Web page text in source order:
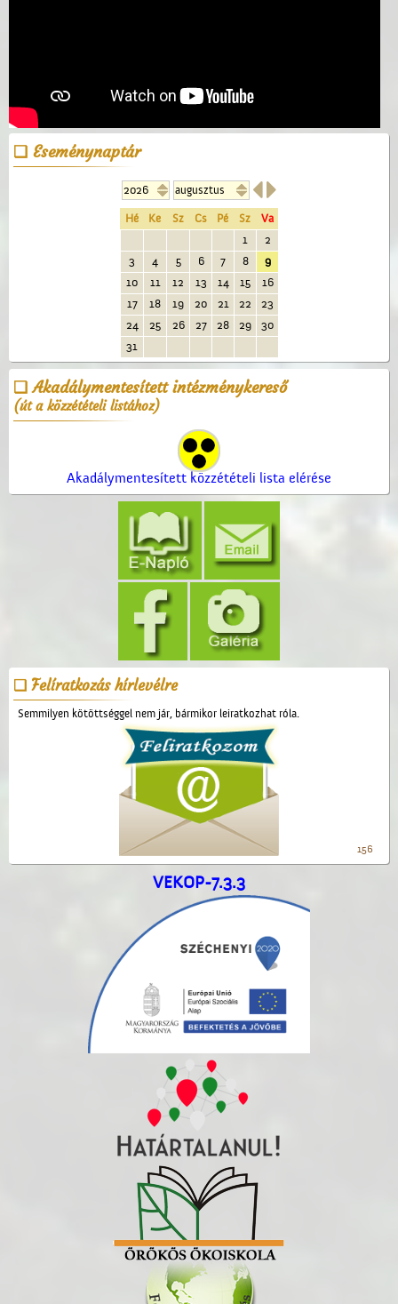
Eseménynaptár

Hé Ke Sz Cs Pé Sz
Va
1
2
3
4 5 6 7 8
9
10
11 12 13 14 15
16
17
18 19 20 21 22
23
24
25 26 27 28 29
30
31
Akadálymentesített intézménykereső
(út a közzétételi listához)
Akadálymentesített közzétételi lista elérése
Felíratkozás hírlevélre
Semmilyen kötöttséggel nem jár, bármikor leiratkozhat róla.
156
VEKOP-7.3.3